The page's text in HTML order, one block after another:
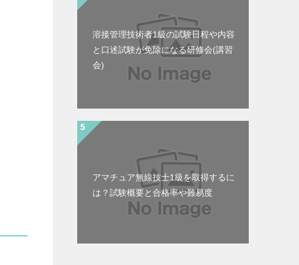
溶接管理技術者1級の試験日程や内容
と口述試験が免除になる研修会(講習
会)
アマチュア無線技士1級を取得するに
は？試験概要と合格率や難易度